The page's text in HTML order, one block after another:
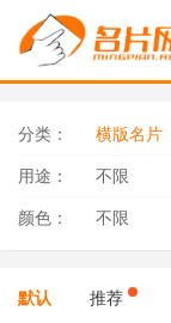
分类： 横版名片
用途： 不限
颜色： 不限
默认 推荐